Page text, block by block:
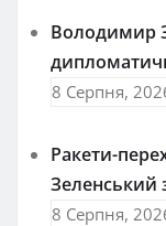
Володимир
8 Серпня,
Ракети-
Зеленський
8 Серпня,